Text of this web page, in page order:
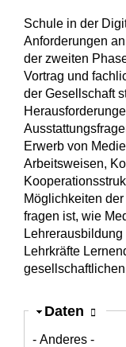
Schule in der
Anforderungen
der zweiten
Vortrag und
der Gesellschaft
Erwerb von
Arbeitsweisen,
Möglichkeiten
fragen ist, wie
Lehrkräfte
Ausblenden
Daten
- Anderes -